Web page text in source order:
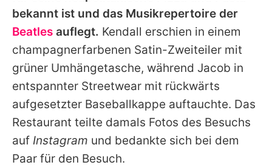
bekannt ist und das Musikrepertoire der
Beatles auflegt. Kendall erschien in einem
champagnerfarbenen Satin-Zweiteiler mit
grüner Umhängetasche, während Jacob in
entspannter Streetwear mit rückwärts
aufgesetzter Baseballkappe auftauchte. Das
Restaurant teilte damals Fotos des Besuchs
auf Instagram und bedankte sich bei dem
Paar für den Besuch.